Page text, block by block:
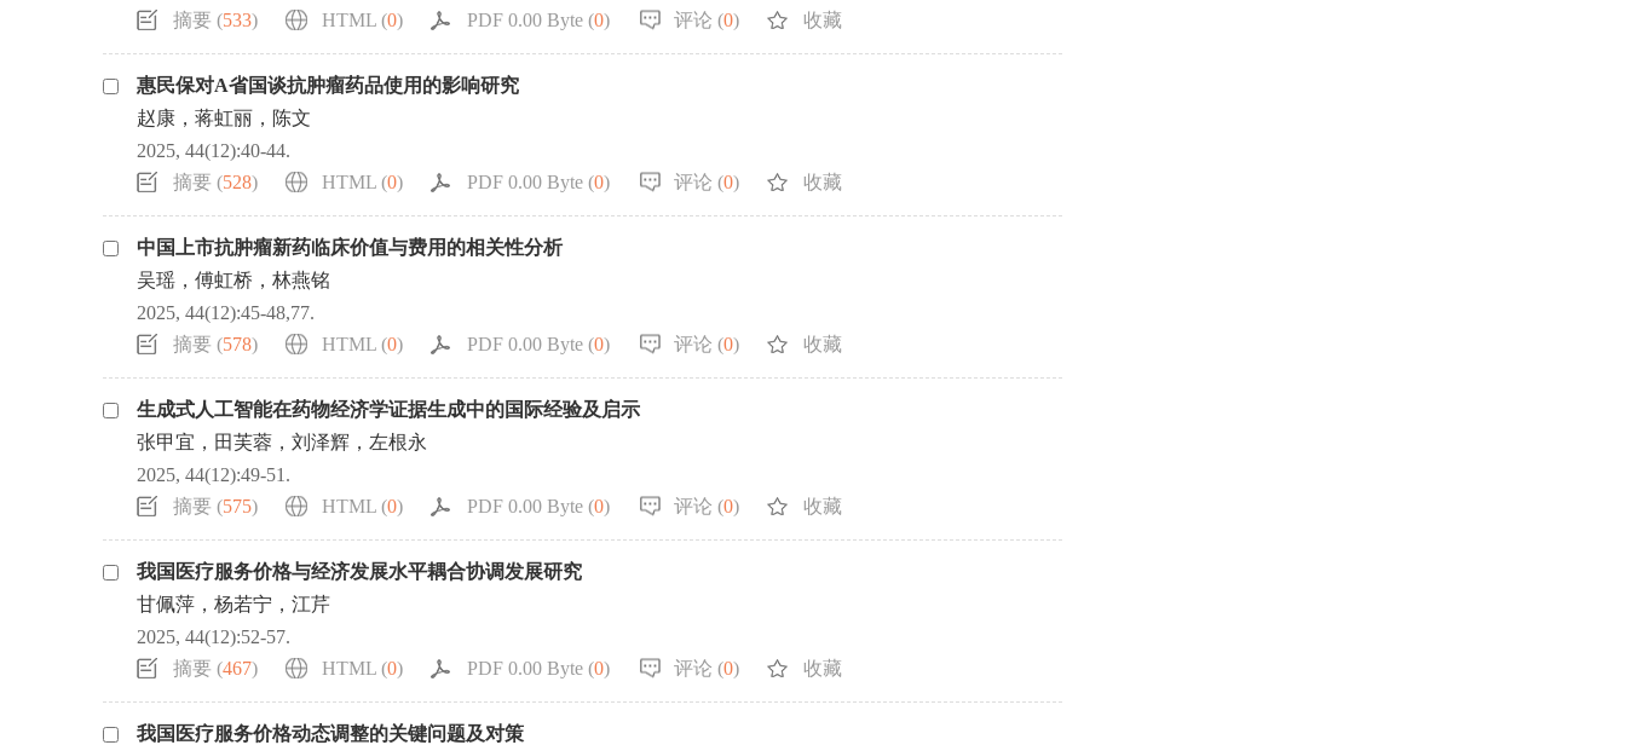
摘要 (533) HTML (0) PDF 0.00 Byte (0) 评论 (0) 收藏
惠民保对A省国谈抗肿瘤药品使用的影响研究
赵康，蒋虹丽，陈文
2025, 44(12):40-44.
摘要 (528) HTML (0) PDF 0.00 Byte (0) 评论 (0) 收藏
中国上市抗肿瘤新药临床价值与费用的相关性分析
吴瑶，傅虹桥，林燕铭
2025, 44(12):45-48,77.
摘要 (578) HTML (0) PDF 0.00 Byte (0) 评论 (0) 收藏
生成式人工智能在药物经济学证据生成中的国际经验及启示
张甲宜，田芙蓉，刘泽辉，左根永
2025, 44(12):49-51.
摘要 (575) HTML (0) PDF 0.00 Byte (0) 评论 (0) 收藏
我国医疗服务价格与经济发展水平耦合协调发展研究
甘佩萍，杨若宁，江芹
2025, 44(12):52-57.
摘要 (467) HTML (0) PDF 0.00 Byte (0) 评论 (0) 收藏
我国医疗服务价格动态调整的关键问题及对策